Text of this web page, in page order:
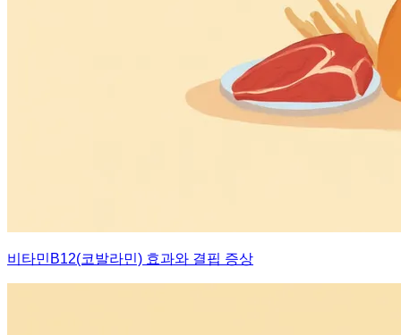
비타민B12(코발라민) 효과와 결핍 증상